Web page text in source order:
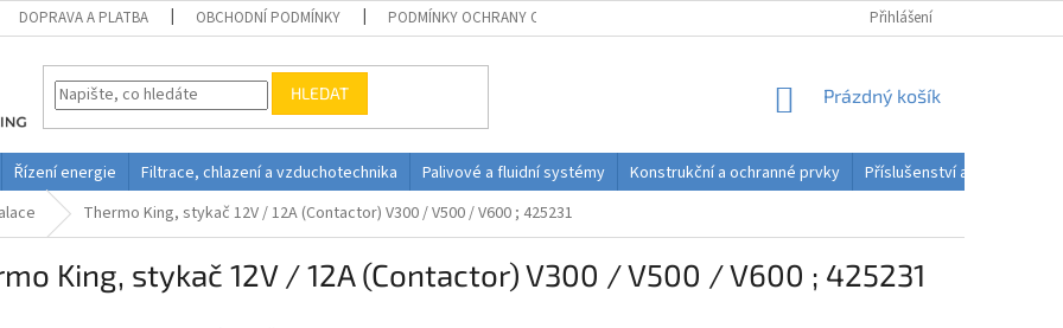
DOPRAVA A PLATBA OBCHODNÍ PODMÍNKY PODMÍNKY OCHRANY OSOBNÍCH ÚDAJŮ PODMÍNKY ODSTOUPENÍ OD SMLOUVY DO 14 DNŮ
Přihlášení
HLEDAT
NÁKUPNÍ
Prázdný košík
Řízení energie Filtrace, chlazení a vzduchotechnika Palivové a fluidní systémy Konstrukční a ochranné prvky
Příslušenství a spotřební
Thermo King, stykač 12V / 12A (Contactor) V300 / V500 / V600 ; 425231
King, stykač 12V / 12A (Contactor) V300 / V500 / V600 ; 425231